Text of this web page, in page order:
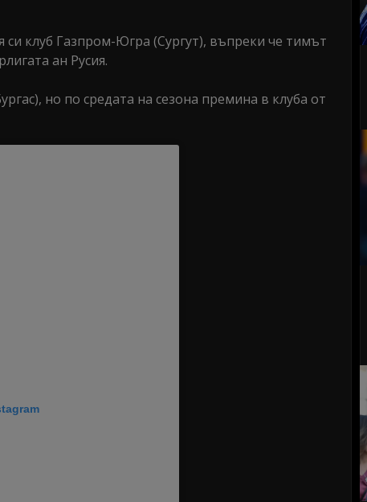
клуб Газпром-Югра (Сургут), въпреки че тимът
ан Русия.
но по средата на сезона премина в клуба от